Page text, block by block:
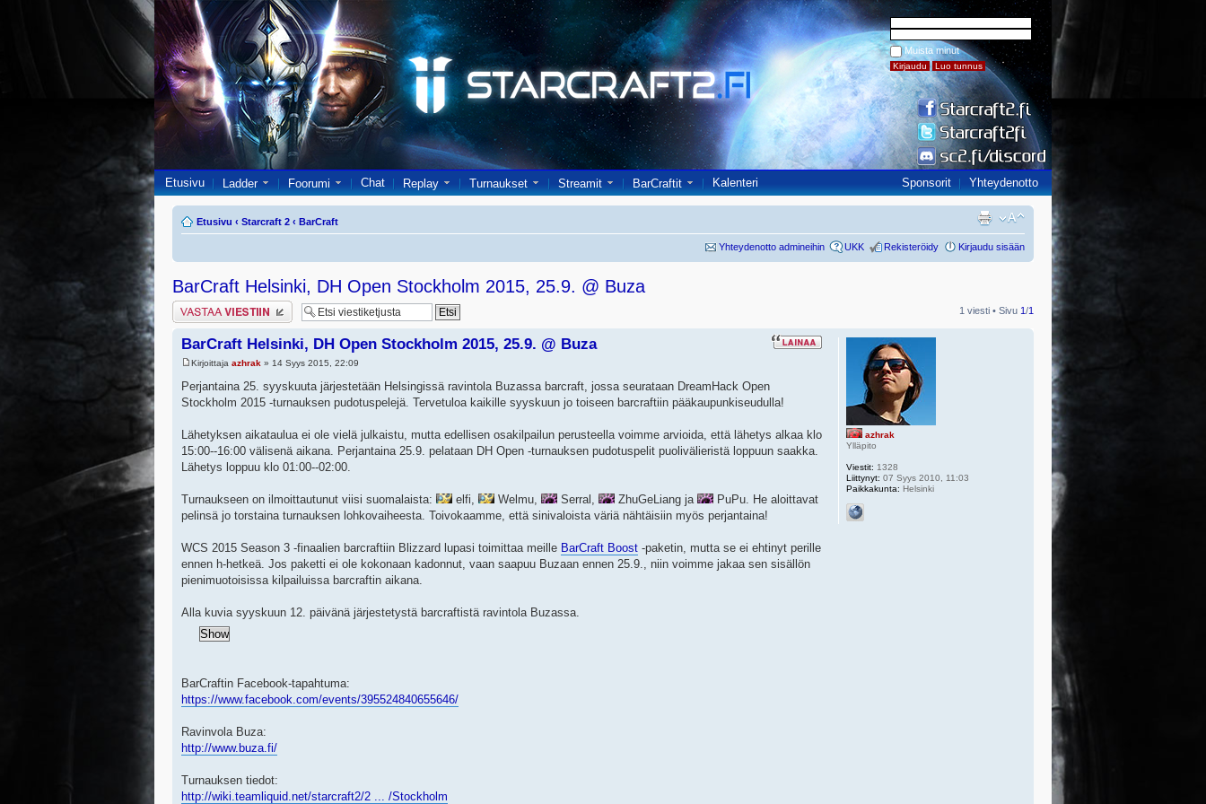
Muista minut
Etusivu Ladder Foorumi Chat Replay Turnaukset Streamit BarCraftit Kalenteri Sponsorit Yhteydenotto
Etusivu ‹ Starcraft 2 ‹ BarCraft
Yhteydenotto admineihin UKK Rekisteröidy Kirjaudu sisään
BarCraft Helsinki, DH Open Stockholm 2015, 25.9. @ Buza
Lähetä vastaus 1 viesti • Sivu 1/1
BarCraft Helsinki, DH Open Stockholm 2015, 25.9. @ Buza
Kirjoittaja azhrak » 14 Syys 2015, 22:09
Perjantaina 25. syyskuuta järjestetään Helsingissä ravintola Buzassa barcraft, jossa seurataan DreamHack Open
Stockholm 2015 -turnauksen pudotuspelejä. Tervetuloa kaikille syyskuun jo toiseen barcraftiin pääkaupunkiseudulla!
Lähetyksen aikataulua ei ole vielä julkaistu, mutta edellisen osakilpailun perusteella voimme arvioida, että lähetys alkaa klo
15:00--16:00 välisenä aikana. Perjantaina 25.9. pelataan DH Open -turnauksen pudotuspelit puolivälieristä loppuun saakka.
Lähetys loppuu klo 01:00--02:00.
Turnaukseen on ilmoittautunut viisi suomalaista: elfi, Welmu, Serral, ZhuGeLiang ja
PuPu. He aloittavat
pelinsä jo torstaina turnauksen lohkovaiheesta. Toivokaamme, että sinivaloista väriä nähtäisiin myös perjantaina!
WCS 2015 Season 3 -finaalien barcraftiin Blizzard lupasi toimittaa meille BarCraft Boost -paketin, mutta se ei ehtinyt perille
ennen h-hetkeä. Jos paketti ei ole kokonaan kadonnut, vaan saapuu Buzaan ennen 25.9., niin voimme jakaa sen sisällön
pienimuotoisissa kilpailuissa barcraftin aikana.
Alla kuvia syyskuun 12. päivänä järjestetystä barcraftistä ravintola Buzassa.
BarCraftin Facebook-tapahtuma:
https://www.facebook.com/events/395524840655646/
Ravinvola Buza:
http://www.buza.fi/
Turnauksen tiedot:
http://wiki.teamliquid.net/starcraft2/2 ... /Stockholm
azhrak
Ylläpito
Viestit: 1328
Liittynyt: 07 Syys 2010, 11:03
Paikkakunta: Helsinki